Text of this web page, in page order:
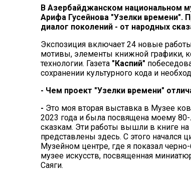
В Азербайджанском национальном
Арифа Гусейнова "Узелки времени".
диалог поколений - от народных
Экспозиция включает 24 новые
мотивы, элементы книжной графики,
технологии. Газета "Каспий"
сохранении культурного кода и
- Чем проект "Узелки времени"
- Это моя вторая выставка в Музее
2023 года и была посвящена моему
сказкам. Эти работы вышли в книге
представлены здесь. С этого начался
Музейном центре, где я показал
музее искусств, посвященная
Саяги.